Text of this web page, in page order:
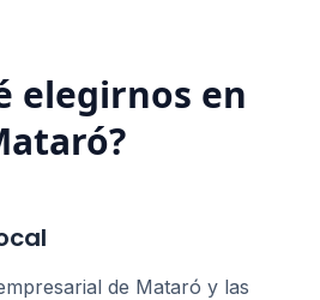
elegirnos en
?
de Mataró y las